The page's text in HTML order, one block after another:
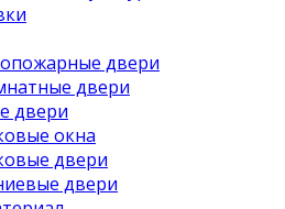
двери
двери
двери
окна
двери
двери